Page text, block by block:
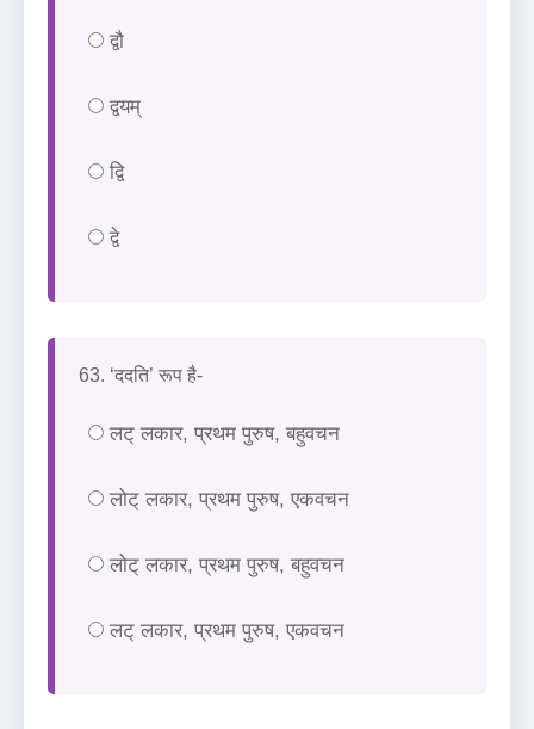
द्वौ
द्वयम्
द्वि
द्वे
63. ‘ददति’ रूप है-
लट् लकार, प्रथम पुरुष, बहुवचन
लोट् लकार, प्रथम पुरुष, एकवचन
लोट् लकार, प्रथम पुरुष, बहुवचन
लट् लकार, प्रथम पुरुष, एकवचन